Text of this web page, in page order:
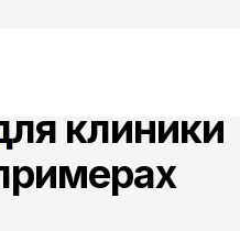
клиники